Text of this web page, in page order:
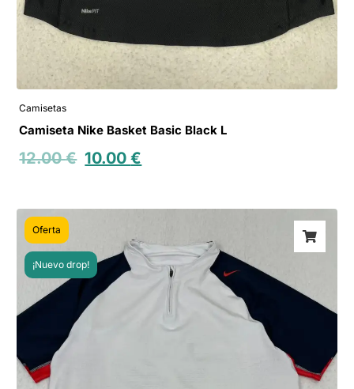
Camisetas
Camiseta Nike Basket Basic Black L
12.00€ 10.00€
Oferta
¡Nuevo drop!